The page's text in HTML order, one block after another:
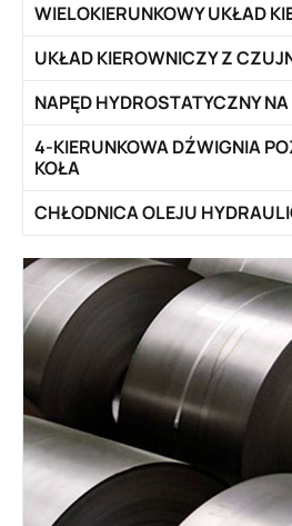
WIELOKIERUNKOWY UKŁAD
UKŁAD KIEROWNICZY Z
NAPĘD HYDROSTATYCZNY
4-KIERUNKOWA DŹWIGNIA
KOŁA
CHŁODNICA OLEJU